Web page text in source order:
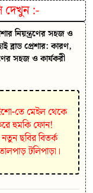
দেখুন:-
নিয়ন্ত্রণের সহজ ও
ব্লাড প্রেশার: কারণ,
সহজ ও কার্যকরী
তে মেইল থেকে
হুমকি ফোন!
ছবির বিতর্ক
টলিপাড়া।